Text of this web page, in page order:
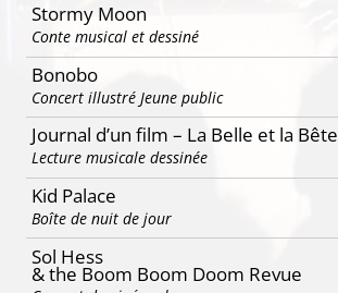
Stormy Moon
Conte musical et dessiné
Bonobo
Concert illustré Jeune public
Journal d’un film – La Belle et la Bête
Lecture musicale dessinée
Kid Palace
Boîte de nuit de jour
Sol Hess
& the Boom Boom Doom Revue